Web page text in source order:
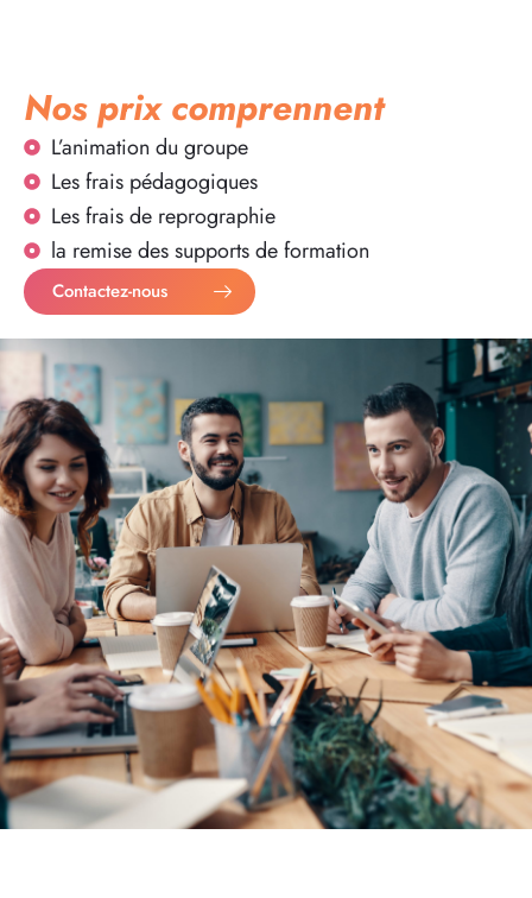
Nos prix comprennent
L’animation du groupe
Les frais pédagogiques
Les frais de reprographie
la remise des supports de formation
Contactez-nous